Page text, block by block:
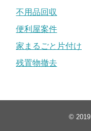
不用品回収
便利屋案件
家まるごと片付け
残置物撤去
© 2019